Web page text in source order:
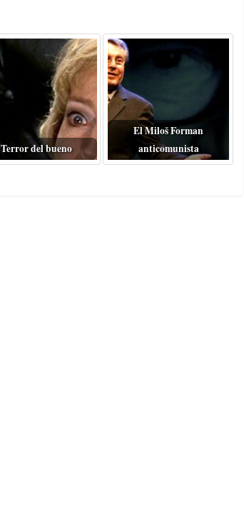
Terror del bueno
El Miloš Forman
anticomunista